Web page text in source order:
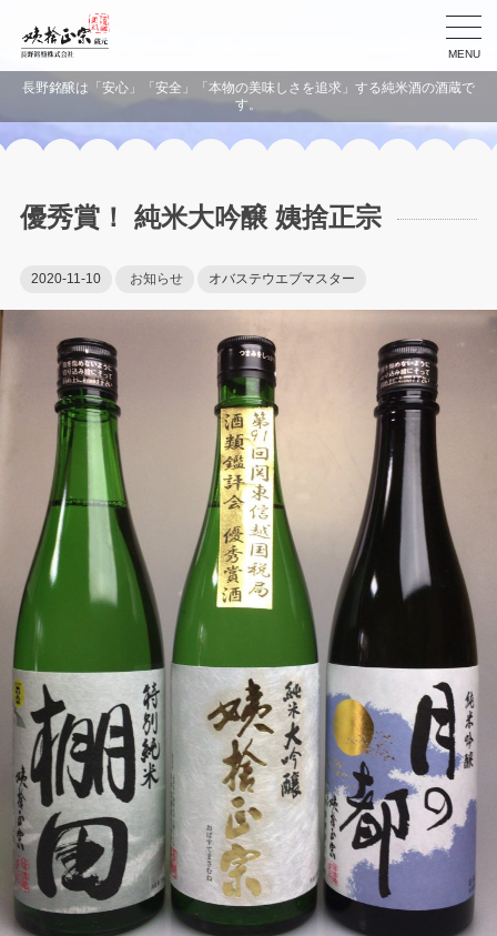
MENU
長野銘醸は「安心」「安全」「本物の美味しさを追求」する純米酒の酒蔵で
す。
優秀賞！ 純米大吟醸 姨捨正宗
2020-11-10 お知らせ オバステウエブマスター